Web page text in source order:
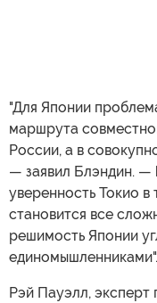
"Для Японии
маршрута
России, а в
— заявил Блэндин. —
уверенность Токио в
становится все
решимость Японии
единомышленниками".
Рэй Пауэлл, эксперт